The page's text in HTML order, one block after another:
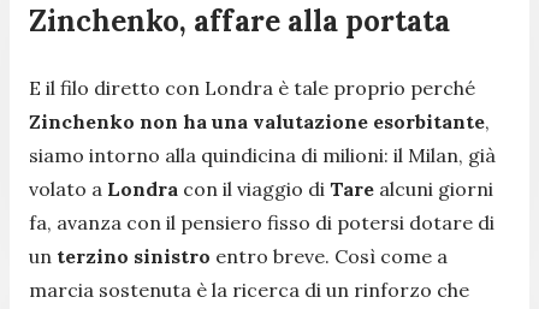
Zinchenko, affare alla portata
E il filo diretto con Londra è tale proprio perché
Zinchenko non ha una valutazione esorbitante,
siamo intorno alla quindicina di milioni: il Milan, già
volato a Londra con il viaggio di Tare alcuni giorni
fa, avanza con il pensiero fisso di potersi dotare di
un terzino sinistro entro breve. Così come a
marcia sostenuta è la ricerca di un rinforzo che